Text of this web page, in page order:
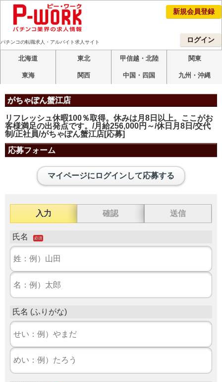
新規会員登録
ログイン
パチンコの転職求人・アルバイト求人サイト
北海道 東北 甲信越・北陸 関東
東海 関西 中国・四国 九州・沖縄
がちゃぽん蟹江店
リフレッシュ休暇100％取得。休みは月8日以上。ここがお
客様満足の出発点です。/月給256,000円～/休日月8日/交代
制/正社員/がちゃぽん蟹江店[応募]
応募フォーム
マイページにログインして応募する
入力 確認 送信
氏名 必須
氏名 (ふりがな)